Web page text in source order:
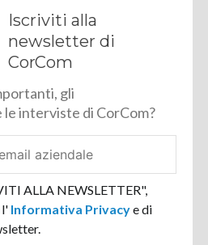
Iscriviti alla
newsletter di
CorCom
gli
interviste di CorCom?
ALLA NEWSLETTER",
l' Informativa Privacye di